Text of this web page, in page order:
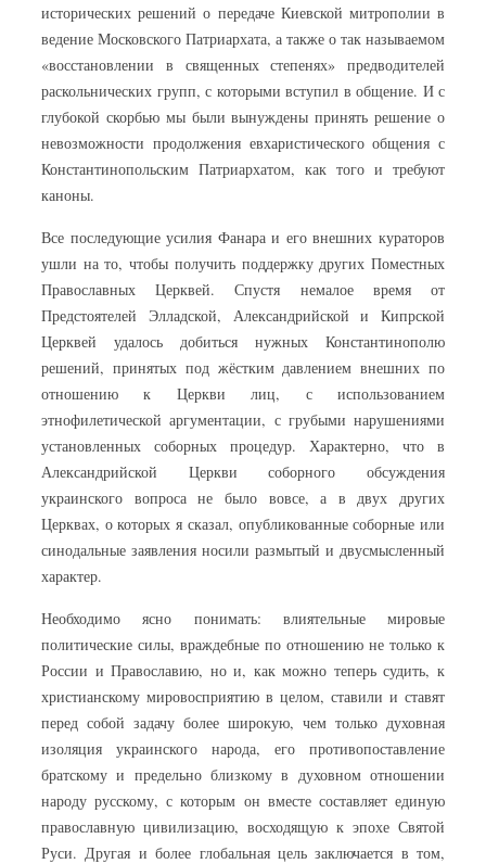
исторических решений о передаче Киевской митрополии в
ведение Московского Патриархата, а также о так называемом
«восстановлении в священных степенях» предводителей
раскольнических групп, с которыми вступил в общение. И с
глубокой скорбью мы были вынуждены принять решение о
невозможности продолжения евхаристического общения с
Константинопольским Патриархатом, как того и требуют
каноны.
Все последующие усилия Фанара и его внешних кураторов
ушли на то, чтобы получить поддержку других Поместных
Православных Церквей. Спустя немалое время от
Предстоятелей Элладской, Александрийской и Кипрской
Церквей удалось добиться нужных Константинополю
решений, принятых под жёстким давлением внешних по
отношению к Церкви лиц, с использованием
этнофилетической аргументации, с грубыми нарушениями
установленных соборных процедур. Характерно, что в
Александрийской Церкви соборного обсуждения
украинского вопроса не было вовсе, а в двух других
Церквах, о которых я сказал, опубликованные соборные или
синодальные заявления носили размытый и двусмысленный
характер.
Необходимо ясно понимать: влиятельные мировые
политические силы, враждебные по отношению не только к
России и Православию, но и, как можно теперь судить, к
христианскому мировосприятию в целом, ставили и ставят
перед собой задачу более широкую, чем только духовная
изоляция украинского народа, его противопоставление
братскому и предельно близкому в духовном отношении
народу русскому, с которым он вместе составляет единую
православную цивилизацию, восходящую к эпохе Святой
Руси. Другая и более глобальная цель заключается в том,